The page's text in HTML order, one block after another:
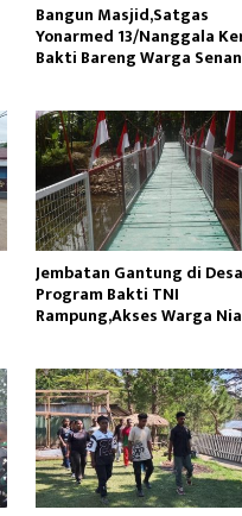
Bangun Masjid,Satgas
Yonarmed 13/Nanggala
Bakti Bareng Warga
Jembatan Gantung di
Program Bakti TNI
Rampung,Akses Warga